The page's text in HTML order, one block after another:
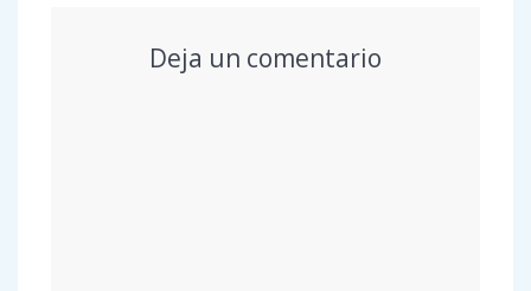
Deja un comentario